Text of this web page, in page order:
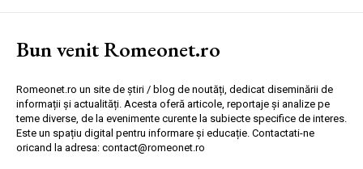
Bun venit Romeonet.ro
Romeonet.ro un site de știri / blog de noutăți, dedicat diseminării de
informații și actualități. Acesta oferă articole, reportaje și analize pe
teme diverse, de la evenimente curente la subiecte specifice de interes.
Este un spațiu digital pentru informare și educație. Contactati-ne
oricand la adresa: contact@romeonet.ro